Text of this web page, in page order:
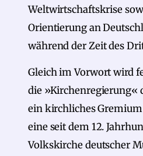
Weltwirtschaftskrise
Orientierung an
während der Zeit des
Gleich im Vorwort wird
die »Kirchenregierung«
ein kirchliches
eine seit dem 12.
Volkskirche deutscher